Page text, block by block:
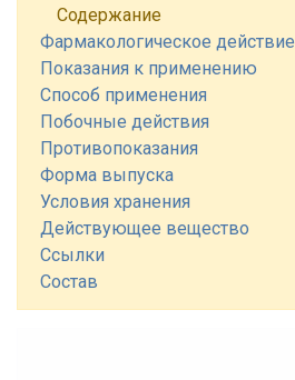
Содержание
Фармакологическое действие
Показания к применению
Способ применения
Побочные действия
Противопоказания
Форма выпуска
Условия хранения
Действующее вещество
Ссылки
Состав